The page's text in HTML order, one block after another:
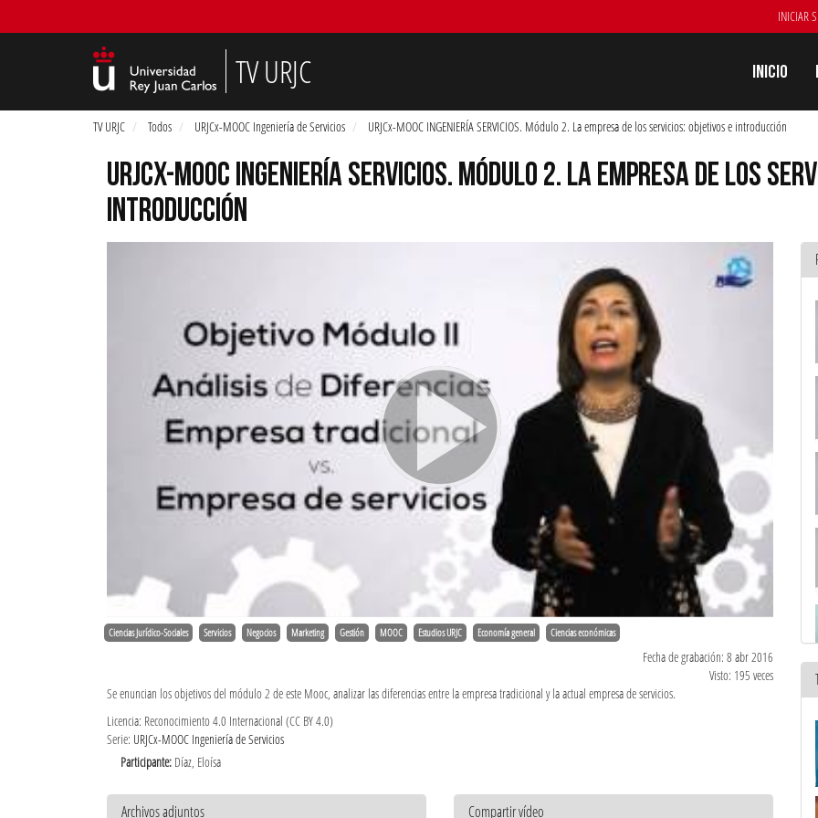
INICIAR
TV URJC Inicio
TV URJC Todos URJCx-MOOC Ingeniería de Servicios URJCx-MOOC INGENIERÍA SERVICIOS. Módulo 2. La empresa de los servicios: objetivos e introducción
URJCX-MOOC INGENIERÍA SERVICIOS. MÓDULO 2. LA EMPRESA DE LOS
INTRODUCCIÓN
Ciencias Jurídico-Sociales Servicios Negocios Marketing Gestión MOOC Estudios URJC Economía general Ciencias económicas
Fecha de grabación: 8 abr 2016
Visto: 195 veces
Se enuncian los objetivos del módulo 2 de este Mooc, analizar las diferencias entre la empresa tradicional y la actual empresa de servicios.
Licencia: Reconocimiento 4.0 Internacional (CC BY 4.0)
Serie: URJCx-MOOC Ingeniería de Servicios
Participante: Díaz, Eloísa
Archivos adjuntos Compartir vídeo